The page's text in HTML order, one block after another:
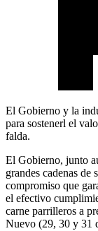
El Gobierno y la
para sostenerl el
falda.
El Gobierno, junto
grandes cadenas de
compromiso que
el efectivo
carne parrilleros a
Nuevo (29, 30 y 31